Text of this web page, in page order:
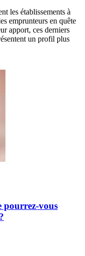
les établissements à
emprunteurs en quête
apport, ces derniers
un profil plus
pourrez-vous